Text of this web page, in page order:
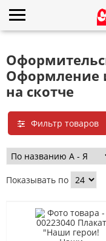
Оформление
на скотче
Фильтр товаров
Показывать по